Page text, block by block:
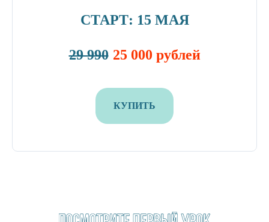
СТАРТ: 15 МАЯ
29 990 25 000 рублей
КУПИТЬ